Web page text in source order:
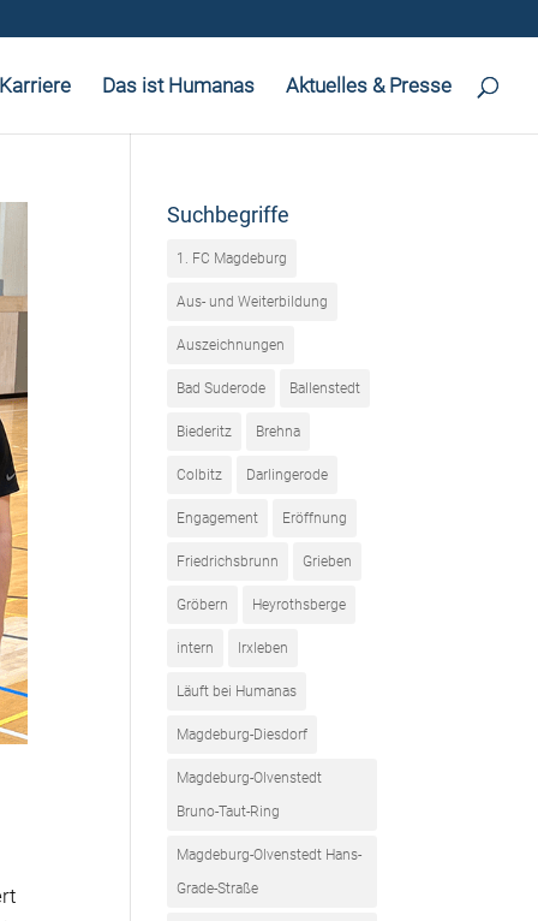
Das ist Humanas Aktuelles & Presse
Suchbegriffe
1. FC Magdeburg
Aus- und Weiterbildung
Auszeichnungen
Bad Suderode Ballenstedt
Biederitz Brehna
Colbitz Darlingerode
Engagement Eröffnung
Friedrichsbrunn Grieben
Gröbern Heyrothsberge
intern Irxleben
Läuft bei Humanas
Magdeburg-Diesdorf
Magdeburg-Olvenstedt
Bruno-Taut-Ring
Magdeburg-Olvenstedt Hans-
Grade-Straße